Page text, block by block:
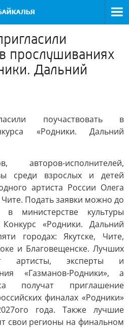
прослушиваниях
Дальний
поучаствовать в
«Родники. Дальний
авторов-исполнителей,
среди взрослых и детей
артиста России Олега
Подать заявки можно до
министерстве культуры
Конкурс «Родники. Дальний
городах: Якутске, Чите,
и Благовещенске. Лучших
артисты, эксперты и
«Газманов-Родники», а
получат приглашение
финалах «Родники»
года. Также лучшие
свои регионы на финальном